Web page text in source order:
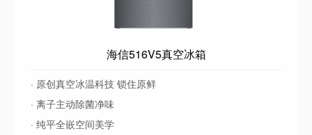
海信516V5真空冰箱
· 原创真空冰温科技 锁住原鲜
· 离子主动除菌净味
· 纯平全嵌空间美学